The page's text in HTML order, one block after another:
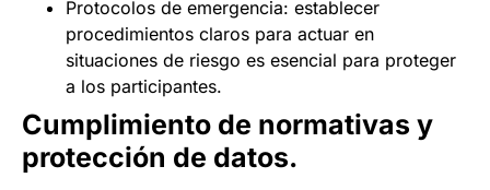
Protocolos de emergencia: establecer
procedimientos claros para actuar en
situaciones de riesgo es esencial para proteger
a los participantes.
Cumplimiento de normativas y
protección de datos.